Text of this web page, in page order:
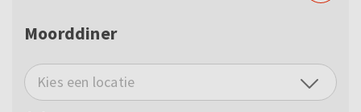
Moorddiner
Kies een locatie